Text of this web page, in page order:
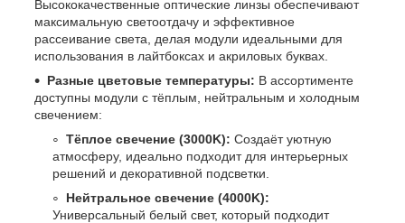
Высококачественные оптические линзы обеспечивают
максимальную светоотдачу и эффективное
рассеивание света, делая модули идеальными для
использования в лайтбоксах и акриловых буквах.
Разные цветовые температуры: В ассортименте
доступны модули с тёплым, нейтральным и холодным
свечением:
Тёплое свечение (3000K): Создаёт уютную
атмосферу, идеально подходит для интерьерных
решений и декоративной подсветки.
Нейтральное свечение (4000K):
Универсальный белый свет, который подходит